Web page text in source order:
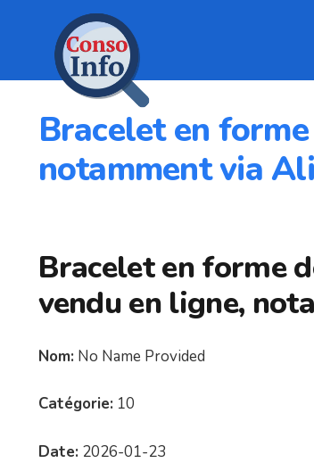
Bracelet en
notamment via
Bracelet en forme
vendu en ligne,
Nom: No Name Provided
Catégorie: 10
Date: 2026-01-23